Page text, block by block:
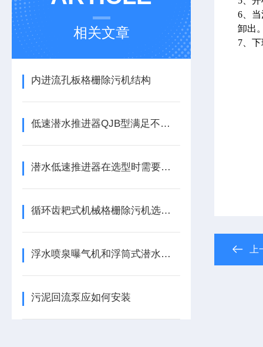
相关文章
内进流孔板格栅除污机结构
低速潜水推进器QJB型满足不同的水下任务需求
潜水低速推进器在选型时需要注意些什么？
循环齿耙式机械格栅除污机选型方案
浮水喷泉曝气机和浮筒式潜水曝气机主要区别
污泥回流泵应如何安装
6、
卸出
7、